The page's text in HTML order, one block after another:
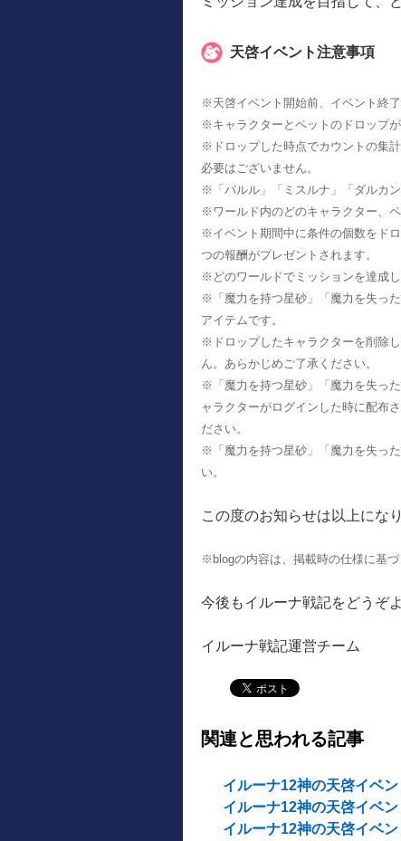
天啓イベント注意事項
※天啓イベント開始前、イベント終
※キャラクターとペットのドロップ
※ドロップした時点でカウントの集
必要はございません。
※「パルル」「ミスルナ」「ダルカ
※ワールド内のどのキャラクター、
※イベント期間中に条件の個数をド
つの報酬がプレゼントされます。
※どのワールドでミッションを達成
※「魔力を持つ星砂」「魔力を失っ
アイテムです。
※ドロップしたキャラクターを削除
ん。あらかじめご了承ください。
※「魔力を持つ星砂」「魔力を失っ
ャラクターがログインした時に配布
ださい。
※「魔力を持つ星砂」「魔力を失っ
い。
この度のお知らせは以上になり
※blogの内容は、掲載時の仕様に基づ
今後もイルーナ戦記をどうぞ
イルーナ戦記運営チーム
関連と思われる記事
イルーナ12神の天啓イベ
イルーナ12神の天啓イベ
イルーナ12神の天啓イベ